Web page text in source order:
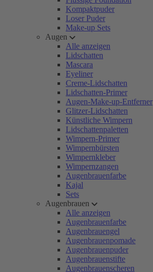
Kompaktpuder
Loser Puder
Make-up Sets
Augen
Alle anzeigen
Lidschatten
Mascara
Eyeliner
Creme-Lidschatten
Lidschatten-Primer
Augen-Make-up-Entferner
Glitzer-Lidschatten
Künstliche Wimpern
Lidschattenpaletten
Wimpern-Primer
Wimpernbürsten
Wimpernkleber
Wimpernzangen
Augenbrauenfarbe
Kajal
Sets
Augenbrauen
Alle anzeigen
Augenbrauenfarbe
Augenbrauengel
Augenbrauenpomade
Augenbrauenpuder
Augenbrauenstifte
Augenbrauenscheren